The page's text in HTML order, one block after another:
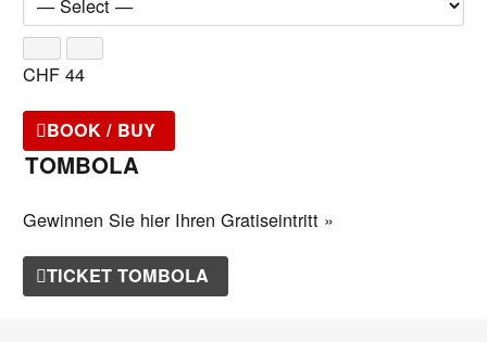
CHF 44
BOOK / BUY
TOMBOLA
Gewinnen Sie hier Ihren Gratiseintritt »
TICKET TOMBOLA